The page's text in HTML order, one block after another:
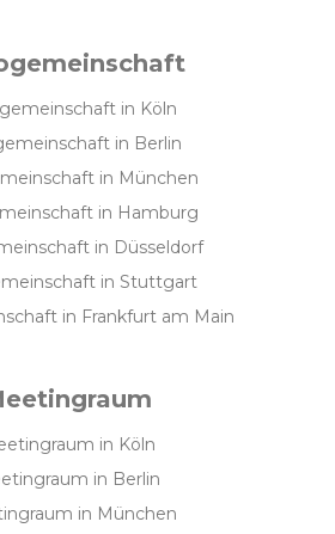
in Köln
in Berlin
in München
in Hamburg
in Düsseldorf
in Stuttgart
in Frankfurt am Main
in Köln
in Berlin
in München